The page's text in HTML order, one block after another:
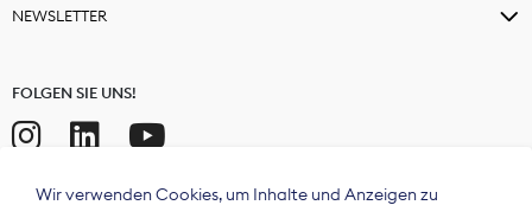
NEWSLETTER
FOLGEN SIE UNS!
Wir verwenden Cookies, um Inhalte und Anzeigen zu